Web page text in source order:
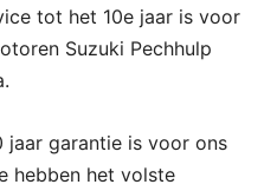
tot het 10e jaar is voor
Suzuki Pechhulp
jaar garantie is voor ons
hebben het volste